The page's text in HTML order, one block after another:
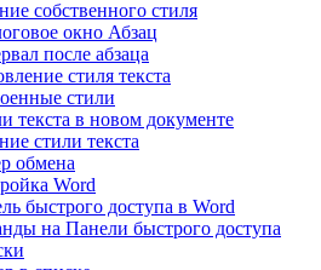
собственного стиля
окно Абзац
после абзаца
стиля текста
стили
текста в новом документе
стили текста
обмена
Word
быстрого доступа в Word
на Панели быстрого доступа